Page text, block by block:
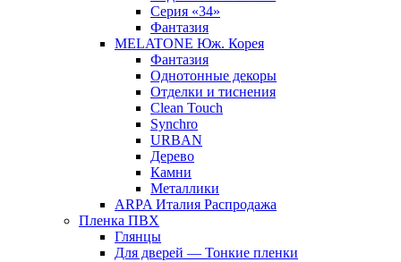
Серия «34»
Фантазия
MELATONE Юж. Корея
Фантазия
Однотонные декоры
Отделки и тиснения
Clean Touch
Synchro
URBAN
Дерево
Камни
Металлики
ARPA Италия Распродажа
Пленка ПВХ
Глянцы
Для дверей — Тонкие пленки